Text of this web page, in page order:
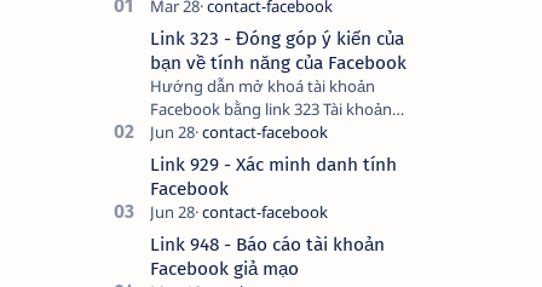
Link 323 - Đóng góp ý kiến của
bạn về tính năng của Facebook
Hướng dẫn mở khoá tài khoản
Facebook bằng link 323 Tài khoản
Facebook bị vô hiệu hóa có thể do
nhiều nguyên nhân, do bạn đăng bài
hay thực hiện…
Link 929 - Xác minh danh tính
Facebook
Link 948 - Báo cáo tài khoản
Facebook giả mạo